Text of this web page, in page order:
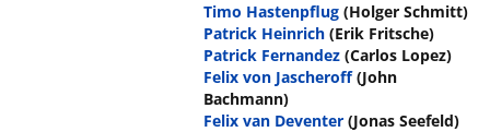
Timo Hastenpflug (Holger Schmitt)
Patrick Heinrich (Erik Fritsche)
Patrick Fernandez (Carlos Lopez)
Felix von Jascheroff (John
Bachmann)
Felix van Deventer (Jonas Seefeld)